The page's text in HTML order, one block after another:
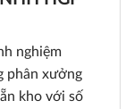
nghiệm
phân xưởng
kho với số